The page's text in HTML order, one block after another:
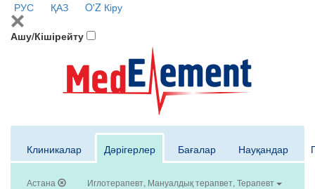
РУС ҚАЗ O'Z Кіру
Ашу/Кішірейту
Клиникалар Дәрігерлер Бағалар Науқандар
Астана
Иглотерапевт, Мануалдық терапвет, Терапевт